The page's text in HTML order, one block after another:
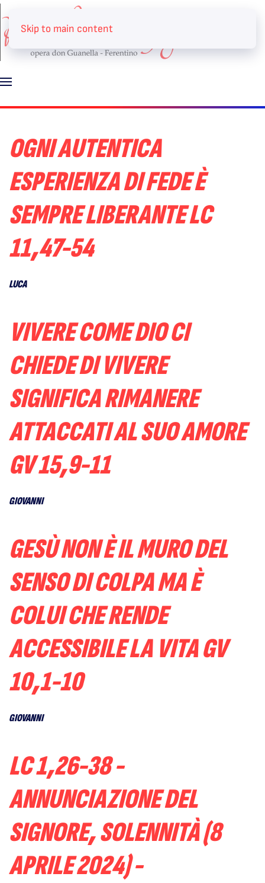
Skip to main content
OGNI AUTENTICA
ESPERIENZA DI FEDE È
SEMPRE LIBERANTE LC
11,47-54
LUCA
VIVERE COME DIO CI
CHIEDE DI VIVERE
SIGNIFICA RIMANERE
ATTACCATI AL SUO AMORE
GV 15,9-11
GIOVANNI
GESÙ NON È IL MURO DEL
SENSO DI COLPA MA È
COLUI CHE RENDE
ACCESSIBILE LA VITA GV
10,1-10
GIOVANNI
LC 1,26-38 -
ANNUNCIAZIONE DEL
SIGNORE, SOLENNITÀ (8
APRILE 2024) -